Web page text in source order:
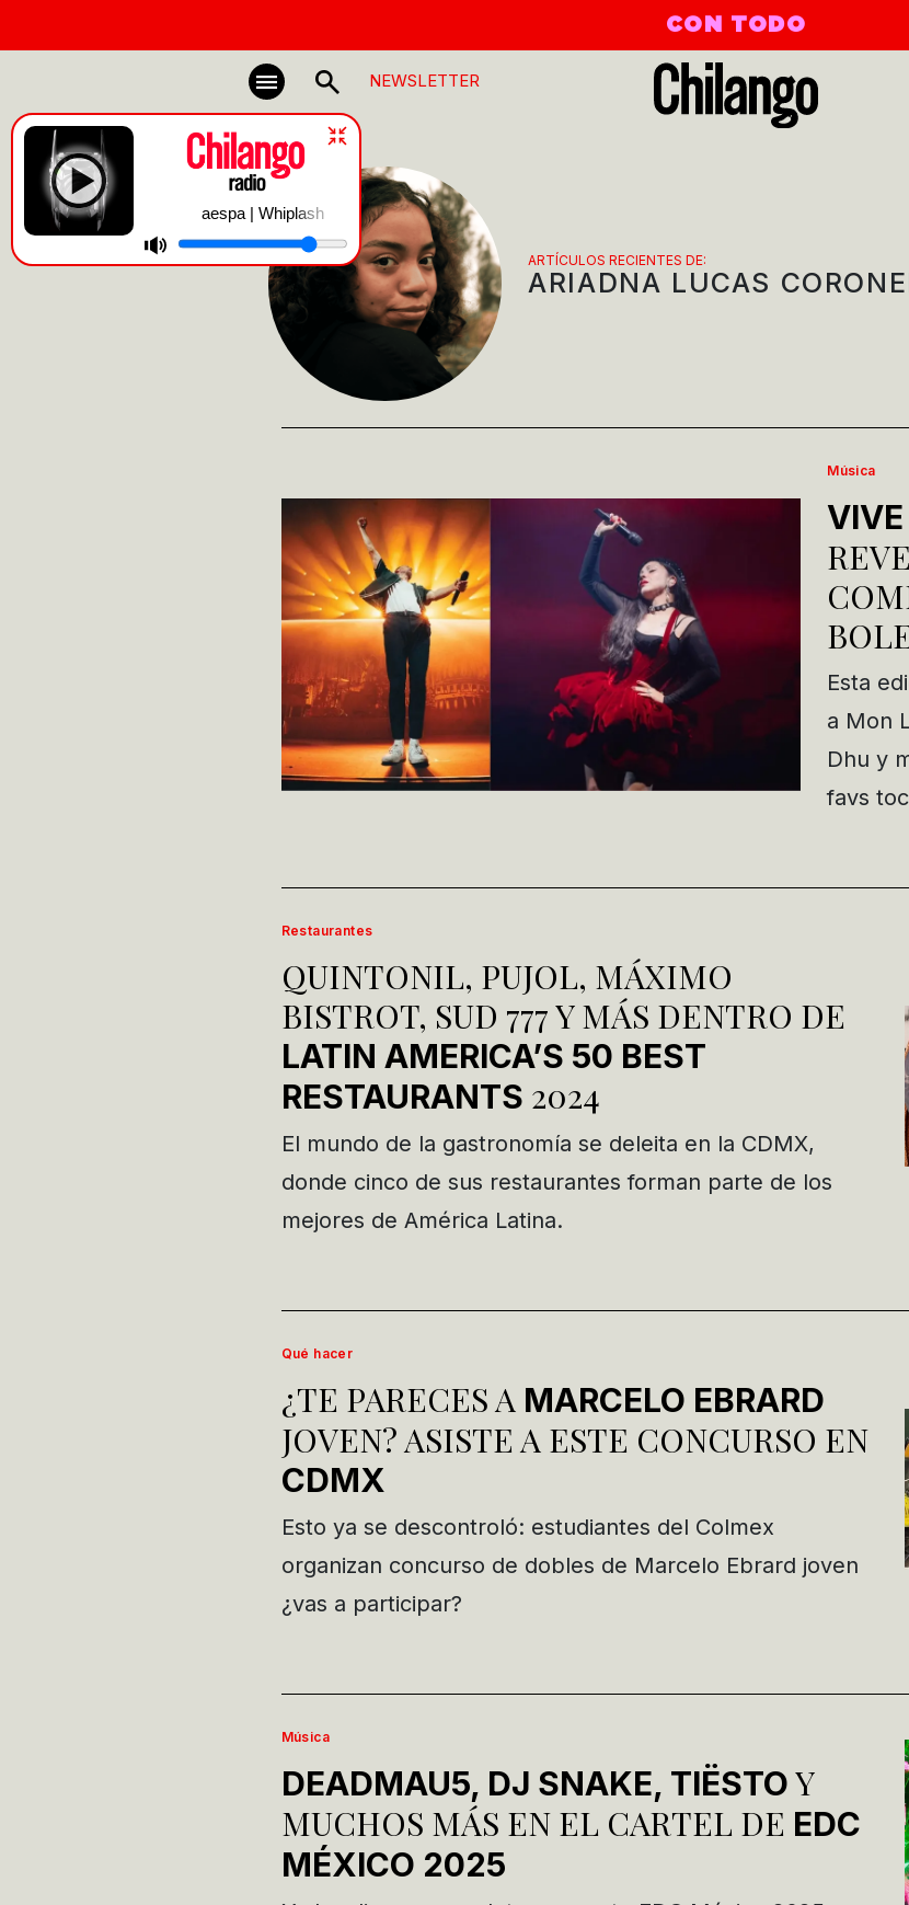
CON TODO
NEWSLETTER
aespa | Whiplash
ARTÍCULOS RECIENTES DE:
ARIADNA LUCAS
Música
Esta
a Mon
Dhu y
favs
Restaurantes
QUINTONIL, PUJOL, MÁXIMO
BISTROT, SUD 777 Y MÁS DENTRO DE
LATIN AMERICA’S 50 BEST
RESTAURANTS 2024
El mundo de la gastronomía se deleita en la CDMX,
donde cinco de sus restaurantes forman parte de los
mejores de América Latina.
Qué hacer
¿TE PARECES A MARCELO EBRARD
JOVEN? ASISTE A ESTE CONCURSO EN
CDMX
Esto ya se descontroló: estudiantes del Colmex
organizan concurso de dobles de Marcelo Ebrard joven
¿vas a participar?
Música
DEADMAU5, DJ SNAKE, TIËSTOY
MUCHOS MÁS EN EL CARTEL DE EDC
MÉXICO 2025